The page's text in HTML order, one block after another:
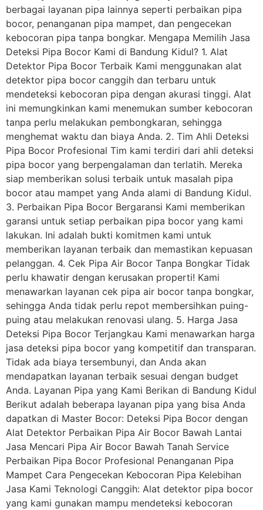
berbagai layanan pipa lainnya seperti perbaikan pipa
bocor, penanganan pipa mampet, dan pengecekan
kebocoran pipa tanpa bongkar. Mengapa Memilih Jasa
Deteksi Pipa Bocor Kami di Bandung Kidul? 1. Alat
Detektor Pipa Bocor Terbaik Kami menggunakan alat
detektor pipa bocor canggih dan terbaru untuk
mendeteksi kebocoran pipa dengan akurasi tinggi. Alat
ini memungkinkan kami menemukan sumber kebocoran
tanpa perlu melakukan pembongkaran, sehingga
menghemat waktu dan biaya Anda. 2. Tim Ahli Deteksi
Pipa Bocor Profesional Tim kami terdiri dari ahli deteksi
pipa bocor yang berpengalaman dan terlatih. Mereka
siap memberikan solusi terbaik untuk masalah pipa
bocor atau mampet yang Anda alami di Bandung Kidul.
3. Perbaikan Pipa Bocor Bergaransi Kami memberikan
garansi untuk setiap perbaikan pipa bocor yang kami
lakukan. Ini adalah bukti komitmen kami untuk
memberikan layanan terbaik dan memastikan kepuasan
pelanggan. 4. Cek Pipa Air Bocor Tanpa Bongkar Tidak
perlu khawatir dengan kerusakan properti! Kami
menawarkan layanan cek pipa air bocor tanpa bongkar,
sehingga Anda tidak perlu repot membersihkan puing-
puing atau melakukan renovasi ulang. 5. Harga Jasa
Deteksi Pipa Bocor Terjangkau Kami menawarkan harga
jasa deteksi pipa bocor yang kompetitif dan transparan.
Tidak ada biaya tersembunyi, dan Anda akan
mendapatkan layanan terbaik sesuai dengan budget
Anda. Layanan Pipa yang Kami Berikan di Bandung Kidul
Berikut adalah beberapa layanan pipa yang bisa Anda
dapatkan di Master Bocor: Deteksi Pipa Bocor dengan
Alat Detektor Perbaikan Pipa Air Bocor Bawah Lantai
Jasa Mencari Pipa Air Bocor Bawah Tanah Service
Perbaikan Pipa Bocor Profesional Penanganan Pipa
Mampet Cara Pengecekan Kebocoran Pipa Kelebihan
Jasa Kami Teknologi Canggih: Alat detektor pipa bocor
yang kami gunakan mampu mendeteksi kebocoran